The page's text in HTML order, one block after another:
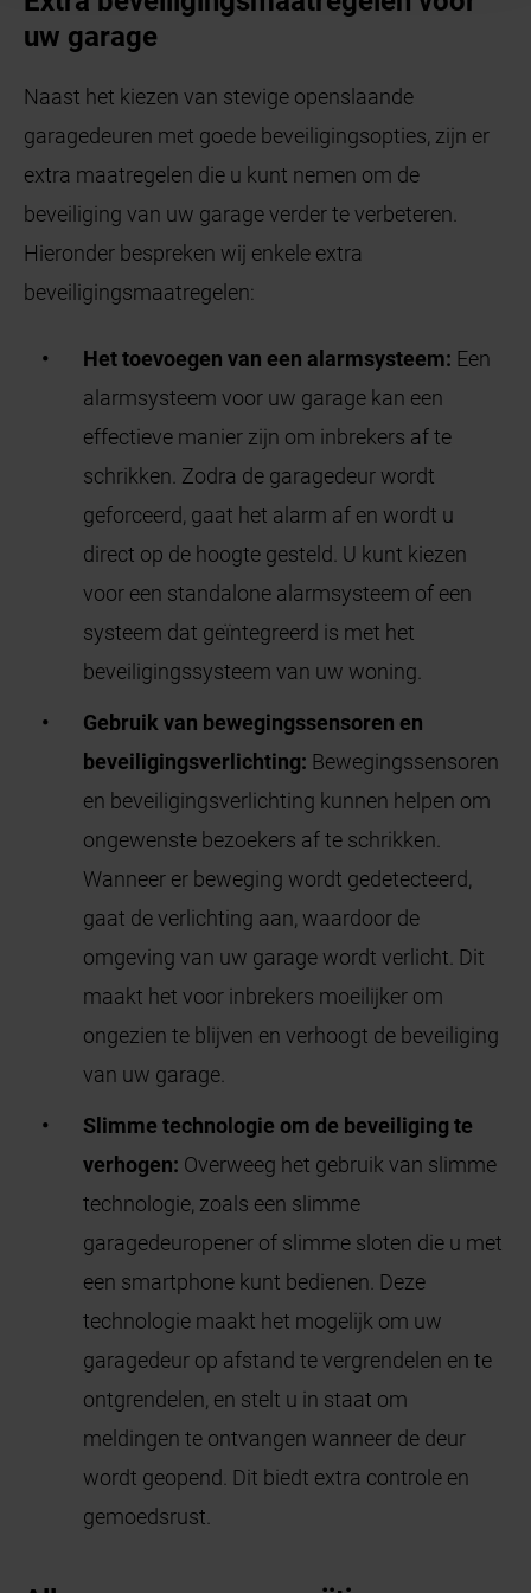
uw garage
Naast het kiezen van stevige openslaande
garagedeuren met goede beveiligingsopties, zijn er
extra maatregelen die u kunt nemen om de
beveiliging van uw garage verder te verbeteren.
Hieronder bespreken wij enkele extra
beveiligingsmaatregelen:
Het toevoegen van een alarmsysteem: Een
alarmsysteem voor uw garage kan een
effectieve manier zijn om inbrekers af te
schrikken. Zodra de garagedeur wordt
geforceerd, gaat het alarm af en wordt u
direct op de hoogte gesteld. U kunt kiezen
voor een standalone alarmsysteem of een
systeem dat geïntegreerd is met het
beveiligingssysteem van uw woning.
Gebruik van bewegingssensoren en
beveiligingsverlichting: Bewegingssensoren
en beveiligingsverlichting kunnen helpen om
ongewenste bezoekers af te schrikken.
Wanneer er beweging wordt gedetecteerd,
gaat de verlichting aan, waardoor de
omgeving van uw garage wordt verlicht. Dit
maakt het voor inbrekers moeilijker om
ongezien te blijven en verhoogt de beveiliging
van uw garage.
Slimme technologie om de beveiliging te
verhogen: Overweeg het gebruik van slimme
technologie, zoals een slimme
garagedeuropener of slimme sloten die u met
een smartphone kunt bedienen. Deze
technologie maakt het mogelijk om uw
garagedeur op afstand te vergrendelen en te
ontgrendelen, en stelt u in staat om
meldingen te ontvangen wanneer de deur
wordt geopend. Dit biedt extra controle en
gemoedsrust.